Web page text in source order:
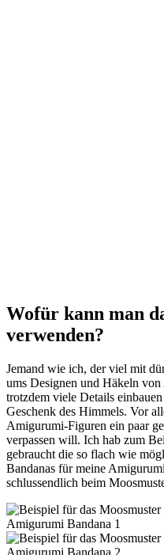
Wofür kann man
verwenden?
Jemand wie ich, der viel mit
ums Designen und Häkeln
trotzdem viele Details
Geschenk des Himmels. Vor
Amigurumi-Figuren ein paar
verpassen will. Ich hab zum
gebraucht die so flach wie
Bandanas für meine
schlussendlich beim